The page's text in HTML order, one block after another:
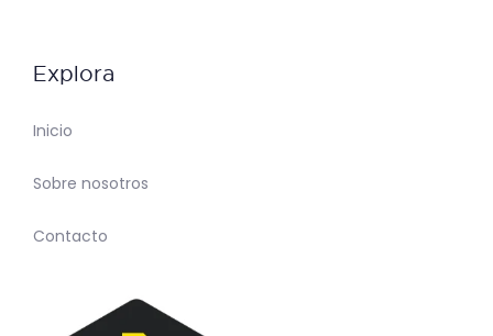
Explora
Inicio
Sobre nosotros
Contacto